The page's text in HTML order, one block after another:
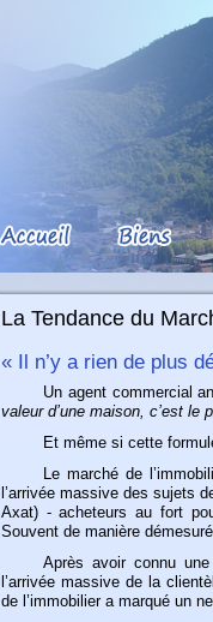
La Tendance du
« Il n’y a rien de plus
Un agent commercial
valeur d’une maison, c’est le
Et même si cette
Le marché de
l’arrivée massive des sujets
Axat) - acheteurs au fort
Souvent de manière
Après avoir connu
l’arrivée massive de la
de l’immobilier a marqué un